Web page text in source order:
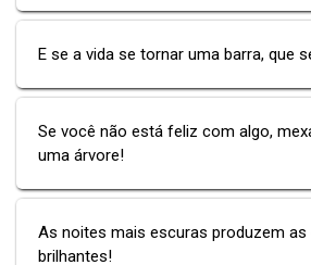
E se a vida se tornar uma barra, que
Se você não está feliz com algo,
uma árvore!
As noites mais escuras produzem
brilhantes!